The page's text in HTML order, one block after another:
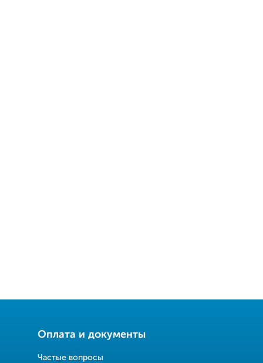
Оплата и документы
Частые вопросы